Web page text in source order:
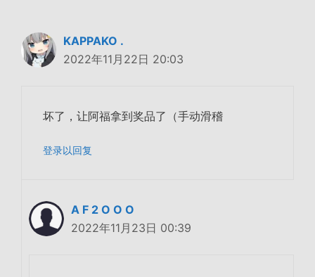
KAPPAKO .
2022年11月22日 20:03
坏了，让阿福拿到奖品了（手动滑稽
登录以回复
A F 2 O O O
2022年11月23日 00:39